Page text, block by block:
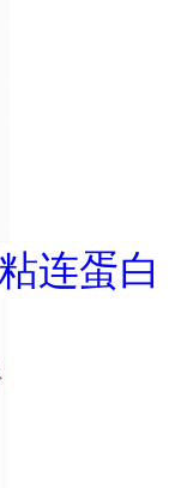
连蛋白